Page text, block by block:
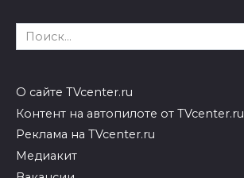
Search
for:
О сайте TVcenter.ru
Контент на автопилоте от TVcenter.ru
Реклама на TVcenter.ru
Медиакит